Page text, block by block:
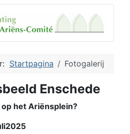
Startpagina Fotogalerij
Enschede
het Ariënsplein?